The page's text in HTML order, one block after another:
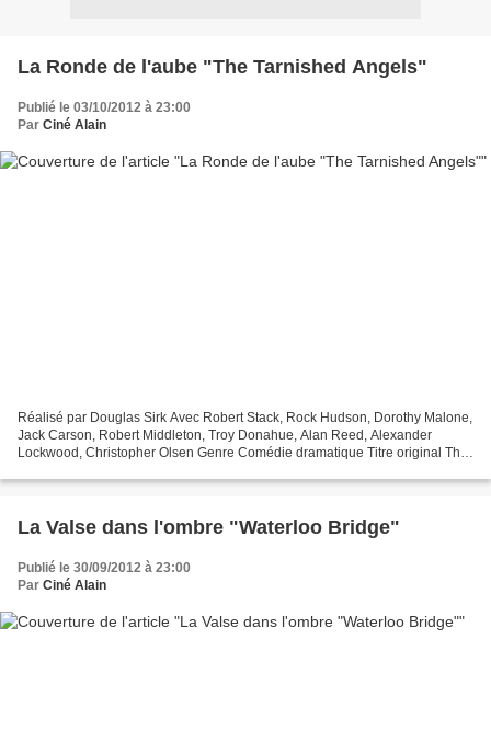
La Ronde de l'aube "The Tarnished Angels"
Publié le 03/10/2012 à 23:00
Par Ciné Alain
Réalisé par Douglas Sirk Avec Robert Stack, Rock Hudson, Dorothy Malone,
Jack Carson, Robert Middleton, Troy Donahue, Alan Reed, Alexander
Lockwood, Christopher Olsen Genre Comédie dramatique Titre original The
La Valse dans l'ombre "Waterloo Bridge"
Publié le 30/09/2012 à 23:00
Par Ciné Alain